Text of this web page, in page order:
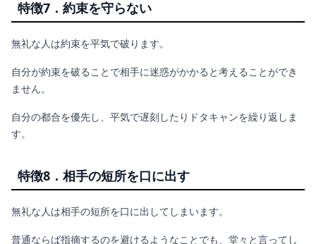
特徴7．約束を守らない
無礼な人は約束を平気で破ります。
自分が約束を破ることで相手に迷惑がかかると考えることができ
ません。
自分の都合を優先し、平気で遅刻したりドタキャンを繰り返しま
す。
特徴8．相手の短所を口に出す
無礼な人は相手の短所を口に出してしまいます。
普通ならば指摘するのを避けるようなことでも、堂々と言ってし